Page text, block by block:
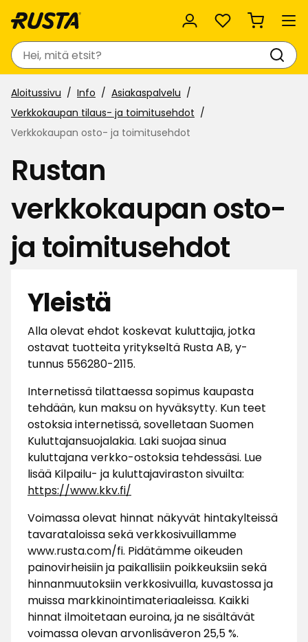
Suosikit
Haku
Aloitussivu Info
Asiakaspalvelu
Verkkokaupan tilaus- ja toimitusehdot
Verkkokaupan osto- ja toimitusehdot
Rustan
verkkokaupan osto-
ja toimitusehdot
Yleistä
Alla olevat ehdot koskevat kuluttajia, jotka
ostavat tuotteita yritykseltä Rusta AB, y-
tunnus 556280-2115.
Internetissä tilattaessa sopimus kaupasta
tehdään, kun maksu on hyväksytty. Kun teet
ostoksia internetissä, sovelletaan Suomen
Kuluttajansuojalakia. Laki suojaa sinua
kuluttajana verkko-ostoksia tehdessäsi. Lue
lisää Kilpailu- ja kuluttajaviraston sivuilta:
https://www.kkv.fi/
Voimassa olevat hinnat näkyvät hintakylteissä
tavarataloissa sekä verkkosivuillamme
www.rusta.com/fi. Pidätämme oikeuden
painovirheisiin ja paikallisiin poikkeuksiin sekä
hinnanmuutoksiin verkkosivuilla, kuvastossa ja
muissa markkinointimateriaaleissa. Kaikki
hinnat ilmoitetaan euroina, ja ne sisältävät
voimassa olevan arvonlisäveron 25,5 %.